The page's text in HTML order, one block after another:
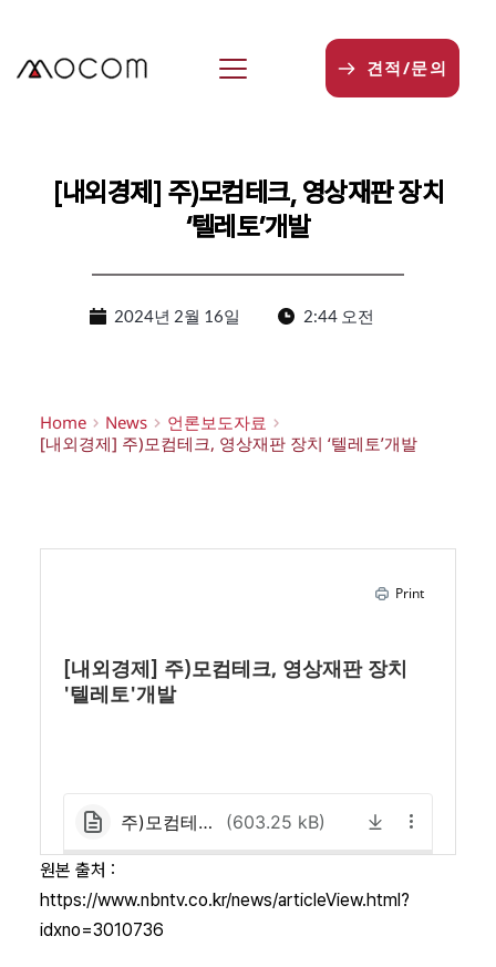
견적/문의
[내외경제] 주)모컴테크, 영상재판 장치
‘텔레토’개발
2024년 2월 16일 2:44 오전
Home News
언론보도자료
[내외경제] 주)모컴테크, 영상재판 장치 ‘텔레토’개발
원본 출처 :
https://www.nbntv.co.kr/news/articleView.html?
idxno=3010736